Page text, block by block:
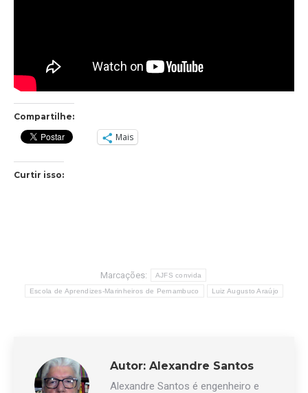
Compartilhe:
Mais
Curtir isso:
Marcações: AJFS convida
Escola de Aprendizes-Marinheiros de Pernambuco Luiz Augusto Araújo
Autor: Alexandre Santos
Alexandre Santos é engenheiro e